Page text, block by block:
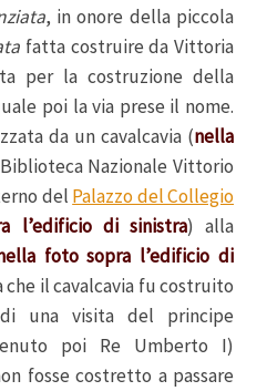
, in onore della piccola
fatta costruire da Vittoria
per la costruzione della
poi la via prese il nome.
da un cavalcavia (nella
Nazionale Vittorio
del Palazzo del Collegio
l’edificio di sinistra) alla
foto sopra l’edificio di
che il cavalcavia fu costruito
una visita del principe
poi Re Umberto I)
fosse costretto a passare